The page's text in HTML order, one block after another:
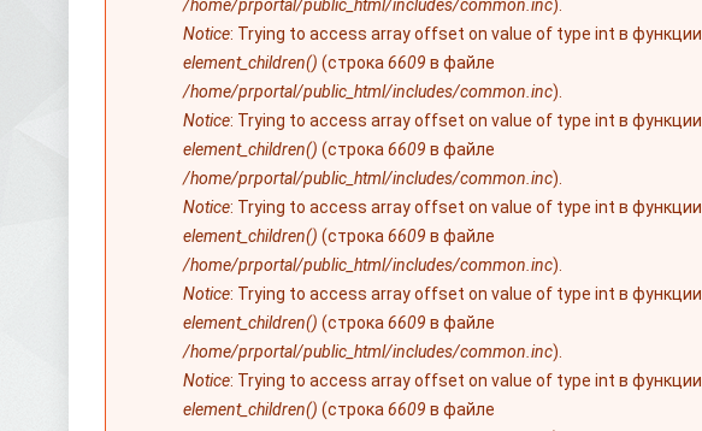
/home/prportal/public_html/includes/common.inc).
Notice: Trying to access array offset on value of type int в функции
element_children() (строка 6609 в файле
/home/prportal/public_html/includes/common.inc).
Notice: Trying to access array offset on value of type int в функции
element_children() (строка 6609 в файле
/home/prportal/public_html/includes/common.inc).
Notice: Trying to access array offset on value of type int в функции
element_children() (строка 6609 в файле
/home/prportal/public_html/includes/common.inc).
Notice: Trying to access array offset on value of type int в функции
element_children() (строка 6609 в файле
/home/prportal/public_html/includes/common.inc).
Notice: Trying to access array offset on value of type int в функции
element_children() (строка 6609 в файле